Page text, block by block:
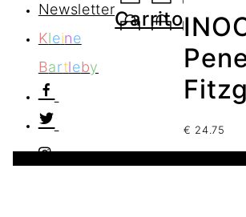
Newsletter
Kleine
Bartleby
Carrito
€ 24.75